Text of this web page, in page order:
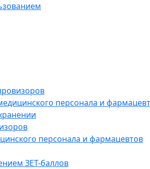
персонала и
персонала и фармацевтов
ЗЕТ-баллов